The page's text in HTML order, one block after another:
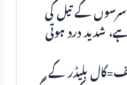
کے تیل کی
شدید درد ہوتی
بلیڈر کے